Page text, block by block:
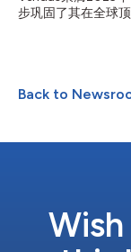
步巩固了其在全球
了其在创新、道德
位。 Veridas方法的
生物识别、语音身
性、性能和合规性
Veridas，我们相
系、提供主动支持
首席执行官Eduar...
Back to